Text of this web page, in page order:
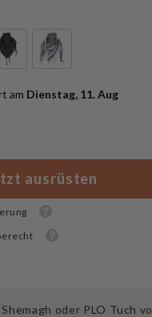
am Dienstag, 11. Aug
ausrüsten
oder PLO Tuch